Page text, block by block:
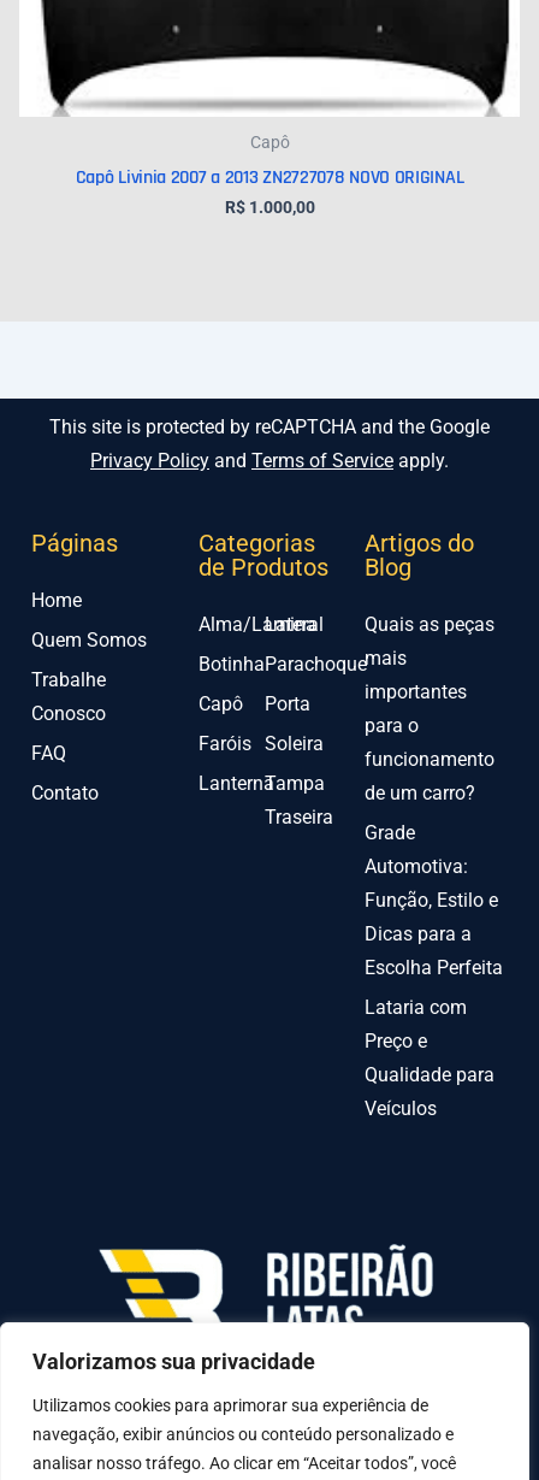
Valorizamos sua privacidade
Utilizamos cookies para aprimorar sua experiência de
navegação, exibir anúncios ou conteúdo personalizado e
analisar nosso tráfego. Ao clicar em “Aceitar todos”, você
Capô
Capô Livinia 2007 a 2013 ZN2727078 NOVO ORIGINAL
R$1.000,00
This site is protected by reCAPTCHA and the Google
Privacy Policy and Terms of Service apply.
Páginas
Home
Quem Somos
Trabalhe
Conosco
FAQ
Contato
Categorias
de Produtos
Alma/Lamina
Botinha
Capô
Faróis
Lanterna
Lateral
Parachoque
Porta
Soleira
Tampa
Traseira
Artigos do
Blog
Quais as peças
mais
importantes
para o
funcionamento
de um carro?
Grade
Automotiva:
Função, Estilo e
Dicas para a
Escolha Perfeita
Lataria com
Preço e
Qualidade para
Veículos
AV INDEPENDENCIA º 6378 QUADRA70-C LOTE
31-A, Goiânia - GO, 74070-010